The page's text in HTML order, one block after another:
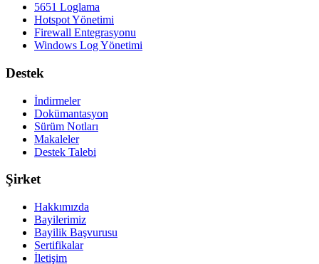
5651 Loglama
Hotspot Yönetimi
Firewall Entegrasyonu
Windows Log Yönetimi
Destek
İndirmeler
Dokümantasyon
Sürüm Notları
Makaleler
Destek Talebi
Şirket
Hakkımızda
Bayilerimiz
Bayilik Başvurusu
Sertifikalar
İletişim